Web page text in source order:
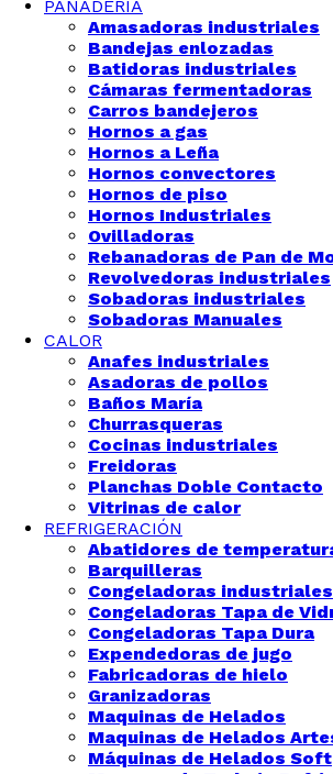
PANADERÍA
Amasadoras industriales
Bandejas enlozadas
Batidoras industriales
Cámaras fermentadoras
Carros bandejeros
Hornos a gas
Hornos a Leña
Hornos convectores
Hornos de piso
Hornos Industriales
Ovilladoras
Rebanadoras de Pan de
Revolvedoras industriales
Sobadoras industriales
Sobadoras Manuales
CALOR
Anafes industriales
Asadoras de pollos
Baños María
Churrasqueras
Cocinas industriales
Freidoras
Planchas Doble Contacto
Vitrinas de calor
REFRIGERACIÓN
Abatidores de
Barquilleras
Congeladoras industriales
Congeladoras Tapa de
Congeladoras Tapa Dura
Expendedoras de jugo
Fabricadoras de hielo
Granizadoras
Maquinas de Helados
Maquinas de Helados
Máquinas de Helados Soft